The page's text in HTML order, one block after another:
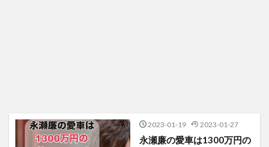
2023-01-19 2023-01-27
永瀬廉の愛車は1300万円の